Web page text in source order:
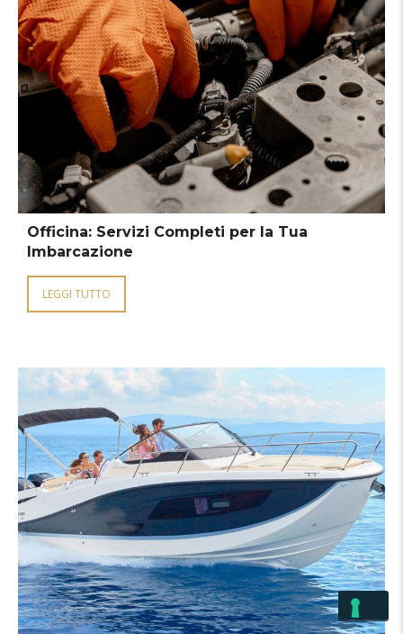
Officina: Servizi Completi per la Tua
Imbarcazione
LEGGI TUTTO